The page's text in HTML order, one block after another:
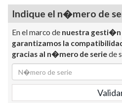
Indique el n�mero de
En el marco de nuestra gesti�n
garantizamos la
gracias al n�mero de seriede